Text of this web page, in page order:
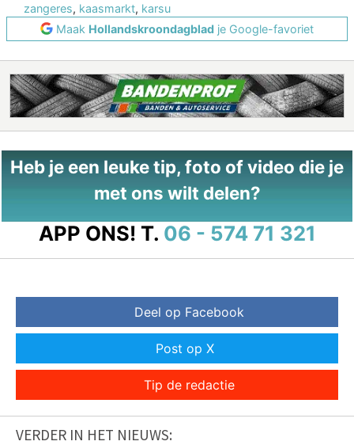
zangeres, kaasmarkt, karsu
Maak Hollandskroondagblad je Google-favoriet
Heb je een leuke tip, foto of video die je
met ons wilt delen?
APP ONS! T. 06 - 574 71 321
Deel op Facebook
Post op X
Tip de redactie
VERDER IN HET NIEUWS: